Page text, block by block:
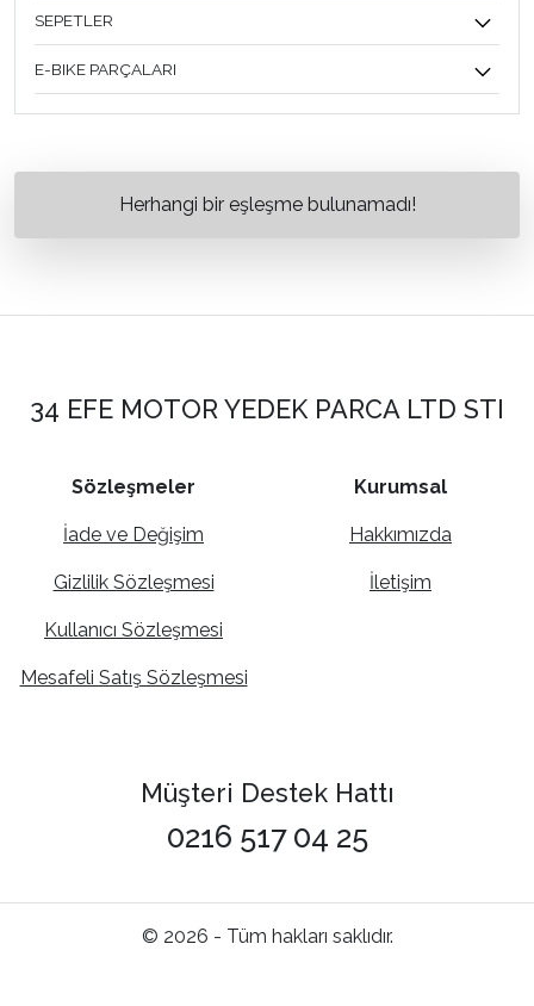
SEPETLER
E-BIKE PARÇALARI
Herhangi bir eşleşme bulunamadı!
34 EFE MOTOR YEDEK PARCA LTD STI
Sözleşmeler
İade ve Değişim
Gizlilik Sözleşmesi
Kullanıcı Sözleşmesi
Mesafeli Satış Sözleşmesi
Kurumsal
Hakkımızda
İletişim
Müşteri Destek Hattı
0216 517 04 25
© 2026 - Tüm hakları saklıdır.